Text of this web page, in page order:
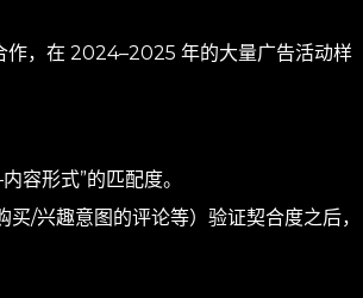
作，在 2024–2025 年的大量广告活动样
容形式”的匹配度。
/兴趣意图的评论等）验证契合度之后，